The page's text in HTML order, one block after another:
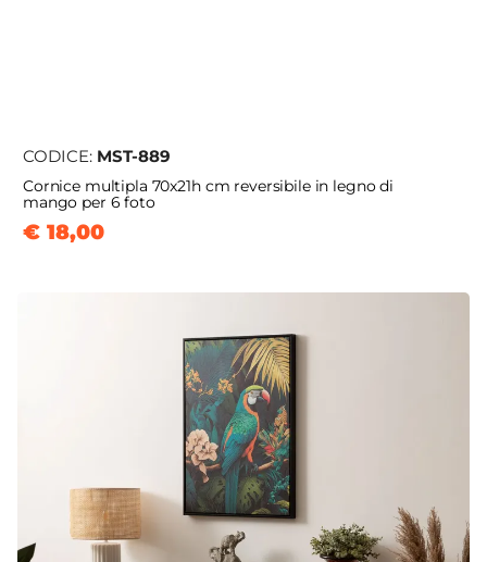
CODICE: MST-889
Cornice multipla 70x21h cm reversibile in legno di
mango per 6 foto
€ 18,00